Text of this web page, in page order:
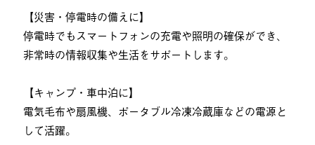
【災害・停電時の備えに】
停電時でもスマートフォンの充電や照明の確保ができ、
非常時の情報収集や生活をサポートします。
【キャンプ・車中泊に】
電気毛布や扇風機、ポータブル冷凍冷蔵庫などの電源と
して活躍。